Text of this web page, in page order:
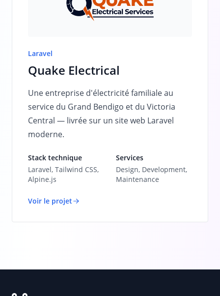
Laravel
Quake Electrical
Une entreprise d'électricité familiale au
service du Grand Bendigo et du Victoria
Central — livrée sur un site web Laravel
moderne.
Stack technique
Laravel, Tailwind CSS,
Alpine.js
Services
Design, Development,
Maintenance
Voir le projet